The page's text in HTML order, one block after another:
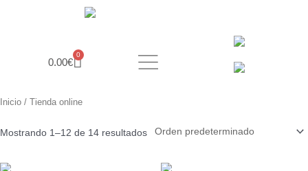
0.00€
0 Carrito
Inicio / Tienda online
Mostrando 1–12 de 14 resultados